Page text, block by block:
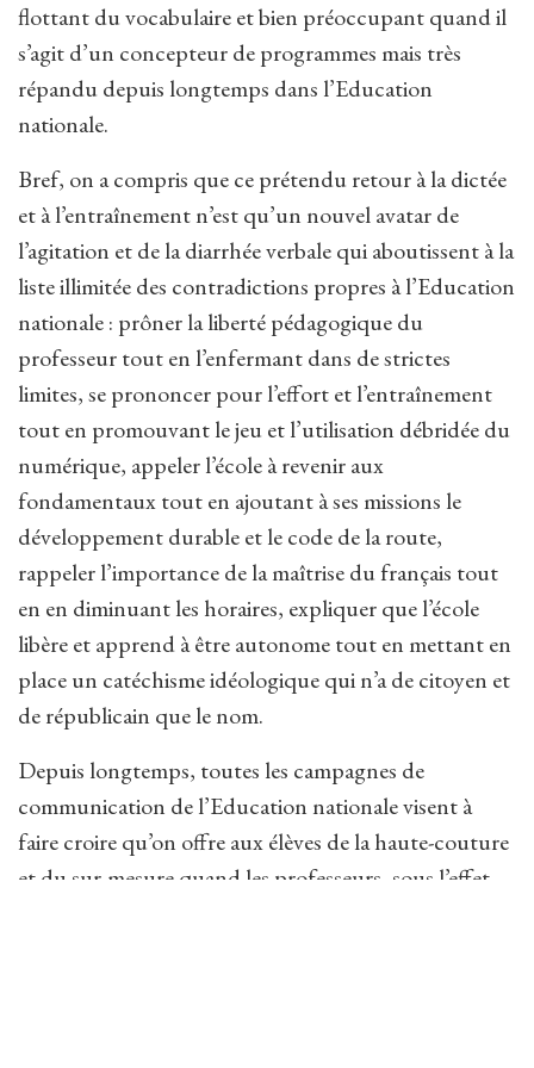
flottant du vocabulaire et bien préoccupant quand il
s’agit d’un concepteur de programmes mais très
répandu depuis longtemps dans l’Education
nationale.
Bref, on a compris que ce prétendu retour à la dictée
et à l’entraînement n’est qu’un nouvel avatar de
l’agitation et de la diarrhée verbale qui aboutissent à la
liste illimitée des contradictions propres à l’Education
nationale : prôner la liberté pédagogique du
professeur tout en l’enfermant dans de strictes
limites, se prononcer pour l’effort et l’entraînement
tout en promouvant le jeu et l’utilisation débridée du
numérique, appeler l’école à revenir aux
fondamentaux tout en ajoutant à ses missions le
développement durable et le code de la route,
rappeler l’importance de la maîtrise du français tout
en en diminuant les horaires, expliquer que l’école
libère et apprend à être autonome tout en mettant en
place un catéchisme idéologique qui n’a de citoyen et
de républicain que le nom.
Depuis longtemps, toutes les campagnes de
communication de l’Education nationale visent à
faire croire qu’on offre aux élèves de la haute-couture
et du sur-mesure quand les professeurs, sous l’effet